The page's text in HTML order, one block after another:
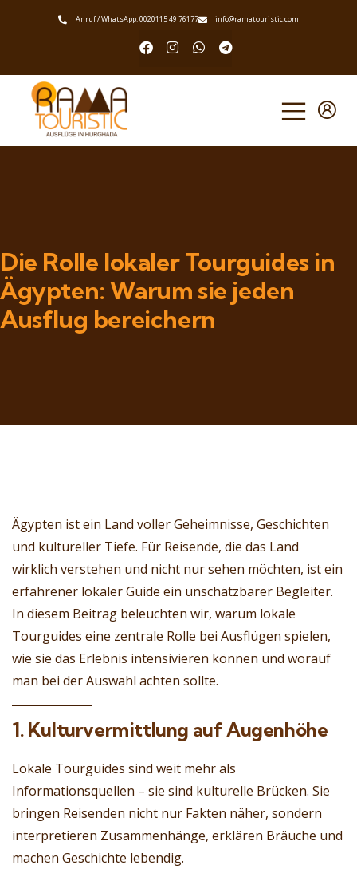
Anruf / WhatsApp: 0020115 49 76177 info@ramatouristic.com
Die Rolle lokaler Tourguides in
Ägypten: Warum sie jeden
Ausflug bereichern
Ägypten ist ein Land voller Geheimnisse, Geschichten
und kultureller Tiefe. Für Reisende, die das Land
wirklich verstehen und nicht nur sehen möchten, ist ein
erfahrener lokaler Guide ein unschätzbarer Begleiter.
In diesem Beitrag beleuchten wir, warum lokale
Tourguides eine zentrale Rolle bei Ausflügen spielen,
wie sie das Erlebnis intensivieren können und worauf
man bei der Auswahl achten sollte.
1. Kulturvermittlung auf Augenhöhe
Lokale Tourguides sind weit mehr als
Informationsquellen – sie sind kulturelle Brücken. Sie
bringen Reisenden nicht nur Fakten näher, sondern
interpretieren Zusammenhänge, erklären Bräuche und
machen Geschichte lebendig.